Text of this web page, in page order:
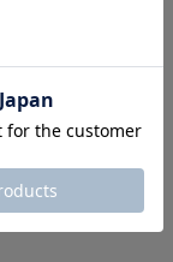
身長：155cm